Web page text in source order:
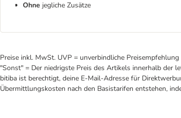
Ohne jegliche Zusätze
Preise inkl. MwSt. UVP = unverbindliche Preisempfehlung
"Sonst" = Der niedrigste Preis des Artikels innerhalb der
bitiba ist berechtigt, deine E-Mail-Adresse für
Übermittlungskosten nach den Basistarifen entstehen,